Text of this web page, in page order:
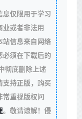
息仅限用于学习
业或者非法用
站信息来自网络
必须在下载后的
彻底删除上述
支持正版，购买
常重视版权问
。敬请谅解！侵